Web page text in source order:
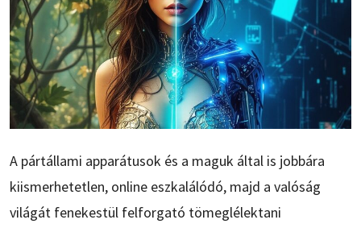
A pártállami apparátusok és a maguk által is jobbára
kiismerhetetlen, online eszkalálódó, majd a valóság
világát fenekestül felforgató tömeglélektani